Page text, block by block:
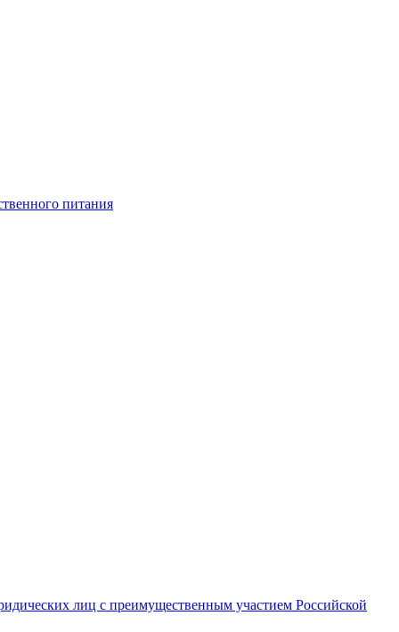
питания
лиц с преимущественным участием Российской